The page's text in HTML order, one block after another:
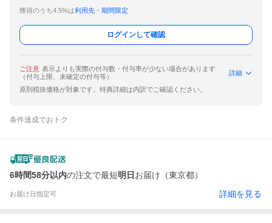
獲得のうち4.5%は利用先・期間限定
ログインして確認
ご注意 表示よりも実際の付与数・付与率が少ない場合があります
（付与上限、未確定の付与等）
詳細
原則税抜価格が対象です。特典詳細は内訳でご確認ください。
条件達成でおトク
6時間58分以内の注文で最短明日 お届け（東京都）
お届け日指定可 詳細を見る